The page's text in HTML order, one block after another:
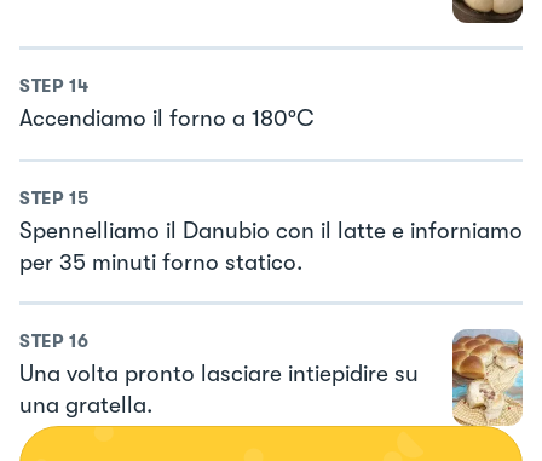
STEP 14
Accendiamo il forno a 180°C
STEP 15
Spennelliamo il Danubio con il latte e inforniamo
per 35 minuti forno statico.
STEP 16
Una volta pronto lasciare intiepidire su
una gratella.